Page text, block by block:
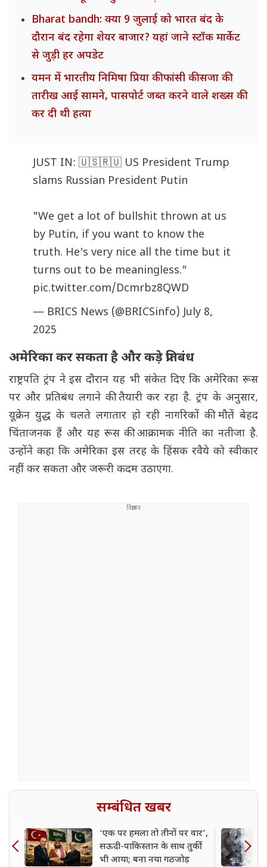
Bharat bandh: क्या 9 जुलाई को भारत बंद के
दौरान बंद रहेगा शेयर बाजार? यहां जाने स्टॉक मार्केट
से जुड़ी हर अपडेट
यमन में भारतीय निमिषा प्रिया की फांसी की सजा की
तारीख आई सामने, पासपोर्ट जब्त करने वाले शख्स की
कर दी थी हत्या
JUST IN: 🇺🇸🇷🇺 US President Trump
slams Russian President Putin
"We get a lot of bullshit thrown at us
by Putin, if you want to know the
truth. He's very nice all the time but it
turns out to be meaningless."
pic.twitter.com/Dcmrbz8QWD
— BRICS News (@BRICSinfo)July 8,
2025
अमेरिका कर सकता है और कड़े प्रतिबंध
राष्ट्रपति ट्रंप ने इस दौरान यह भी संकेत दिए कि अमेरिका रूस
पर और प्रतिबंध लगाने की तैयारी कर रहा है. ट्रंप के अनुसार,
यूक्रेन युद्ध के चलते लगातार हो रही नागरिकों की मौतें बेहद
चिंताजनक हैं और यह रूस की आक्रामक नीति का नतीजा है.
उन्होंने कहा कि अमेरिका इस तरह के हिंसक रवैये को स्वीकार
नहीं कर सकता और जरूरी कदम उठाएगा.
सम्बंधित खबर
‘एक पर हमला तो तीनों पर वार’,
सऊदी-पाकिस्तान के साथ तुर्की
भी आया; बना नया गठजोड़